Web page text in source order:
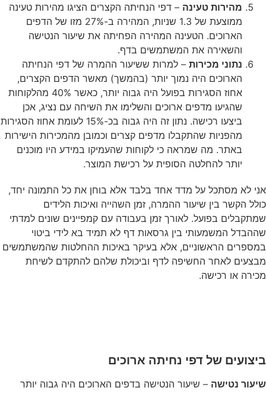
מהירות טעינה – דפי הנחיתה הקצרים הציגו מהירות טעינה
ממוצעת של 1.3 שניות, המהירה ב-27% מזו של הדפים
הארוכים. הטעינה המהירה הפחיתה את שיעור הנטישה
והשאירה את המשתמשים בדף.
נתוני מכירות – למרות ששיעור ההמרה של דפי הנחיתה
הארוכים היה נמוך יותר (בהמשך) מאשר הדפים הקצרים,
אחוז הסגירות בפועל היה גבוה יותר, כאשר 40% מהלקוחות
שהגיעו מדפים ארוכים והשלימו את השיחה עם נציג, אכן
ביצעו רכישה. נתון זה היה גבוה בכ-15% לעומת אחוז הסגירות
מהפניות שהתקבלו מדפים קצרים וכמובן מהמכירות הישירות
באתר. מה שמראה כי לקוחות שהעמיקו במידע היו מוכנים
יותר להחלטה הסופית על רכישת המוצר.
אני לא מסתכל על מדד אחד בלבד אלא בוחן את כל התמונה יחד,
כולל הקשר בין שיעור ההמרה, זמן השהייה ואיכות הלידים
שמתקבלים בפועל. לאורך זמן בעבודה עם קמפיינים שונים למדתי
שההבדל המשמעותי בין גרסאות דף לא תמיד בא לידי ביטוי
במספרים הראשוניים, אלא בעיקר באיכות ההחלטות שהמשתמשים
מבצעים לאחר החשיפה לדף וביכולת שלהם להתקדם לשיחת
מכירה או רכישה.
ביצועים של דפי נחיתה ארוכים
שיעור נטישה – שיעור הנטישה בדפים הארוכים היה גבוה יותר